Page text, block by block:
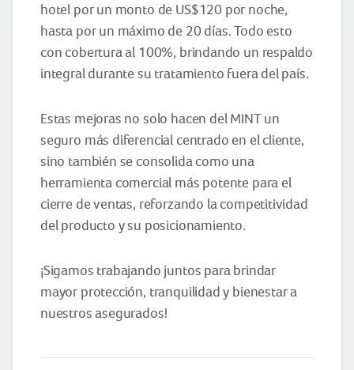
hotel por un monto de US$120 por noche,
hasta por un máximo de 20 días. Todo esto
con cobertura al 100%, brindando un respaldo
integral durante su tratamiento fuera del país.
Estas mejoras no solo hacen del MINT un
seguro más diferencial centrado en el cliente,
sino también se consolida como una
herramienta comercial más potente para el
cierre de ventas, reforzando la competitividad
del producto y su posicionamiento.
¡Sigamos trabajando juntos para brindar
mayor protección, tranquilidad y bienestar a
nuestros asegurados!